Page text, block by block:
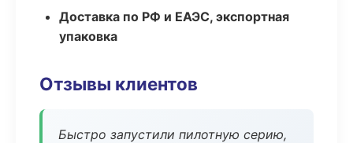
Доставка по РФ и ЕАЭС, экспортная
упаковка
Отзывы клиентов
Быстро запустили пилотную серию,